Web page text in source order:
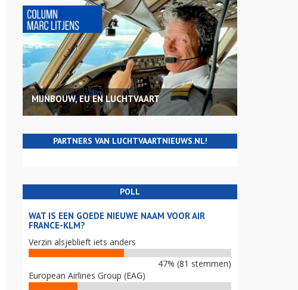
MIJNBOUW, EU EN LUCHTVAART
PARTNERS VAN LUCHTVAARTNIEUWS.NL!
POLL
WAT IS EEN GOEDE NIEUWE NAAM VOOR AIR
FRANCE-KLM?
Verzin alsjeblieft iets anders
47% (81 stemmen)
European Airlines Group (EAG)